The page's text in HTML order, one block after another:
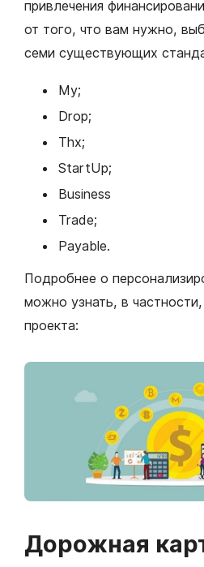
привлечения
от того, что вам нужно,
семи существующих
My;
Drop;
Thx;
StartUp;
Business
Trade;
Payable.
Подробнее о
можно узнать, в
проекта:
Дорожная